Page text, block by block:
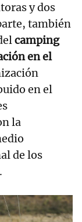
y dos
también
camping
en el
en el
la
de los